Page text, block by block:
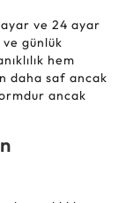
ve 24 ayar
günlük
hem
daha saf ancak
ancak